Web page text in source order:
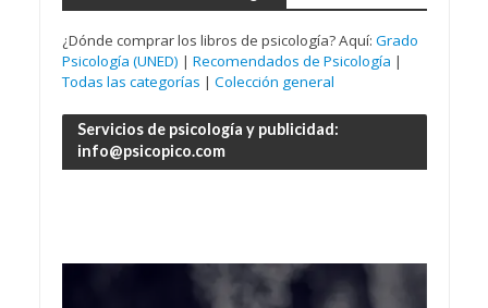
¿Dónde comprar los libros de psicología? Aquí: Grado
Psicología (UNED) | Recomendados de Psicología |
Todas las categorías | Colección general
Servicios de psicología y publicidad:
info@psicopico.com